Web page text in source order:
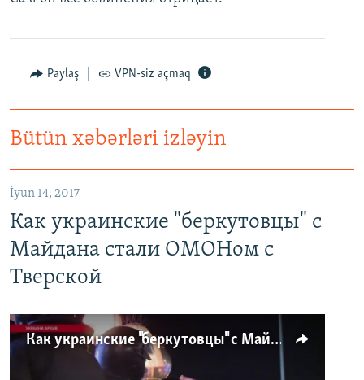
Paylaş VPN-siz açmaq
Bütün xəbərləri izləyin
İyun 14, 2017
Как украинские "беркутовцы" с
Майдана стали ОМОНом с
Тверской
Как украинские "беркутовцы" с Майдана стали ОМОНом с Тверской